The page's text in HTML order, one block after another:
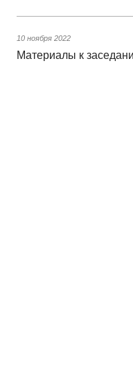
10 ноября 2022
Материалы к